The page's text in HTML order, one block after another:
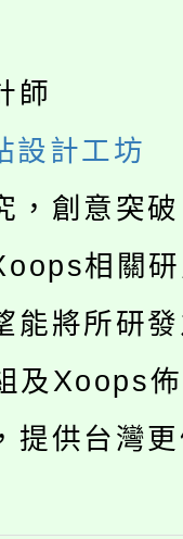
選結果(
年度第
選結果(
學推廣
分析基
導中心
、社會
參加。
入校路
專業人
程序及
培育課程
年度第
選結果(
險知識
度學生
民語歌
年度第
師
設計工坊
，創意突
相關
能將所研
及Xoops
提供台灣